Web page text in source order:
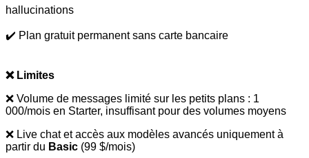
hallucinations
✔️ Plan gratuit permanent sans carte bancaire
❌ Limites
❌ Volume de messages limité sur les petits plans : 1
000/mois en Starter, insuffisant pour des volumes moyens
❌ Live chat et accès aux modèles avancés uniquement à
partir du Basic (99 $/mois)